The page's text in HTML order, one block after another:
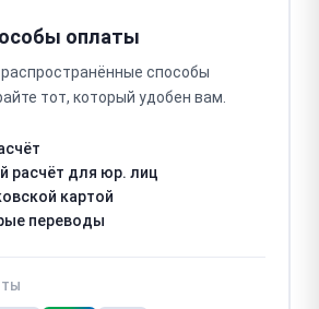
оплаты
способы
тот, который удобен вам.
расчёт для юр. лиц
картой
переводы